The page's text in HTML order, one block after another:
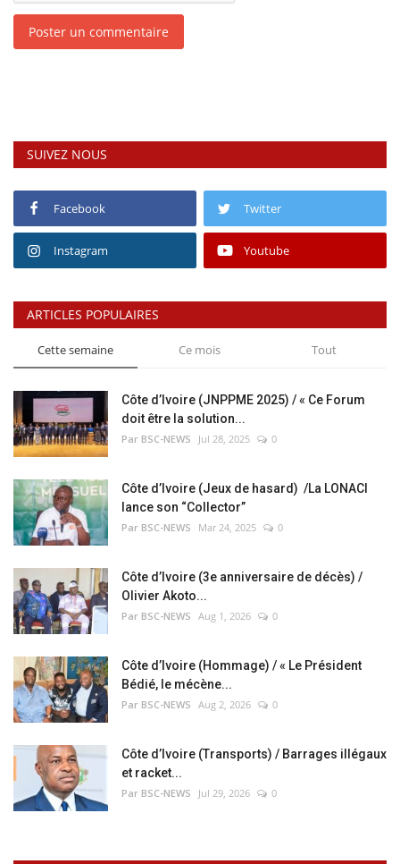
Poster un commentaire
SUIVEZ NOUS
Facebook Twitter
Instagram Youtube
ARTICLES POPULAIRES
Cette semaine Ce mois Tout
Côte d’Ivoire (JNPPME 2025) / « Ce Forum
doit être la solution...
Par BSC-NEWS Jul 28, 2025 0
Côte d’Ivoire (Jeux de hasard) /La LONACI
lance son “Collector”
Par BSC-NEWS Mar 24, 2025 0
Côte d’Ivoire (3e anniversaire de décès) /
Olivier Akoto...
Par BSC-NEWS Aug 1, 2026 0
Côte d’Ivoire (Hommage) / « Le Président
Bédié, le mécène...
Par BSC-NEWS Aug 2, 2026 0
Côte d’Ivoire (Transports) / Barrages illégaux
et racket...
Par BSC-NEWS Jul 29, 2026 0